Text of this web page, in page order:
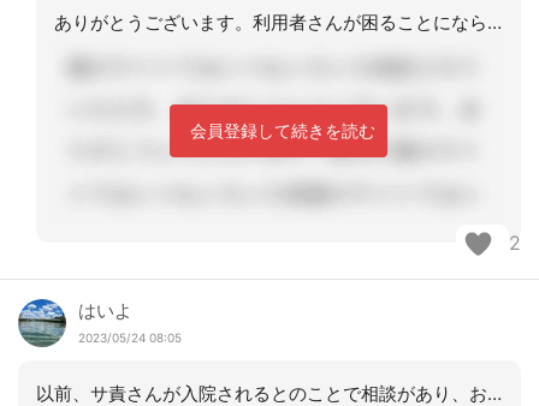
ありがとうございます。利用者さんが困ることにならないようにと思っています。
会員登録して続きを読む
2
はいよ
2023/05/24 08:05
以前、サ責さんが入院されるとのことで相談があり、お願いしていた利用者を別の事業所